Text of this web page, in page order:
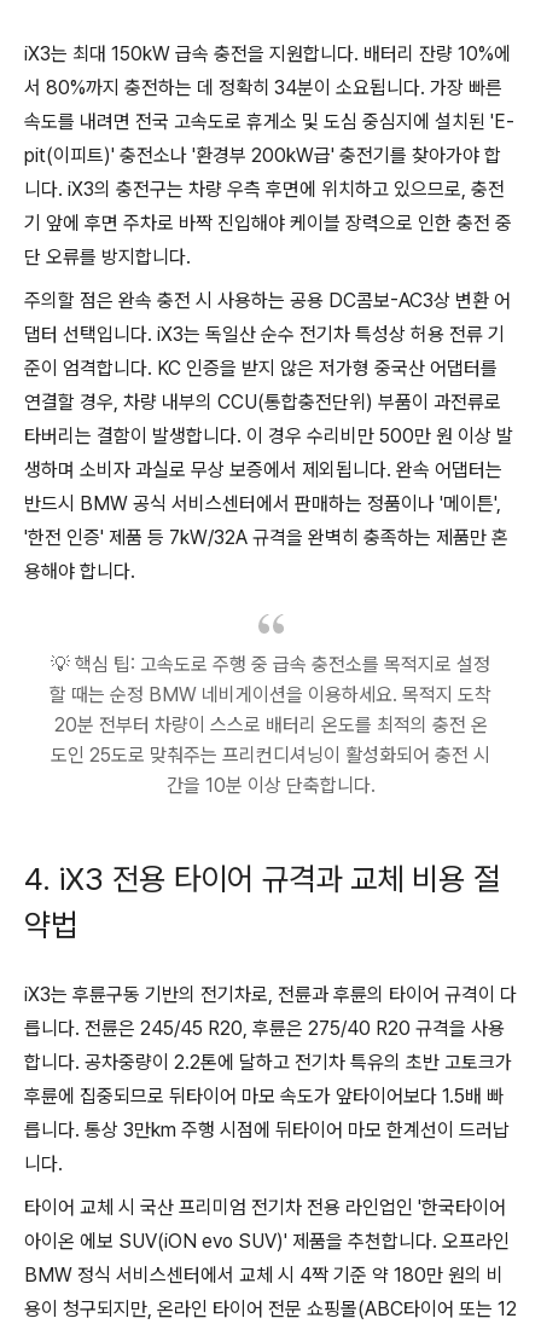
iX3는 최대 150kW 급속 충전을 지원합니다. 배터리 잔량 10%에
서 80%까지 충전하는 데 정확히 34분이 소요됩니다. 가장 빠른
속도를 내려면 전국 고속도로 휴게소 및 도심 중심지에 설치된 'E-
pit(이피트)' 충전소나 '환경부 200kW급' 충전기를 찾아가야 합
니다. iX3의 충전구는 차량 우측 후면에 위치하고 있으므로, 충전
기 앞에 후면 주차로 바짝 진입해야 케이블 장력으로 인한 충전 중
단 오류를 방지합니다.
주의할 점은 완속 충전 시 사용하는 공용 DC콤보-AC3상 변환 어
댑터 선택입니다. iX3는 독일산 순수 전기차 특성상 허용 전류 기
준이 엄격합니다. KC 인증을 받지 않은 저가형 중국산 어댑터를
연결할 경우, 차량 내부의 CCU(통합충전단위) 부품이 과전류로
타버리는 결함이 발생합니다. 이 경우 수리비만 500만 원 이상 발
생하며 소비자 과실로 무상 보증에서 제외됩니다. 완속 어댑터는
반드시 BMW 공식 서비스센터에서 판매하는 정품이나 '메이튼',
'한전 인증' 제품 등 7kW/32A 규격을 완벽히 충족하는 제품만 혼
용해야 합니다.
💡 핵심 팁: 고속도로 주행 중 급속 충전소를 목적지로 설정
할 때는 순정 BMW 네비게이션을 이용하세요. 목적지 도착
20분 전부터 차량이 스스로 배터리 온도를 최적의 충전 온
도인 25도로 맞춰주는 프리컨디셔닝이 활성화되어 충전 시
간을 10분 이상 단축합니다.
4. iX3 전용 타이어 규격과 교체 비용 절
약법
iX3는 후륜구동 기반의 전기차로, 전륜과 후륜의 타이어 규격이 다
릅니다. 전륜은 245/45 R20, 후륜은 275/40 R20 규격을 사용
합니다. 공차중량이 2.2톤에 달하고 전기차 특유의 초반 고토크가
후륜에 집중되므로 뒤타이어 마모 속도가 앞타이어보다 1.5배 빠
릅니다. 통상 3만km 주행 시점에 뒤타이어 마모 한계선이 드러납
니다.
타이어 교체 시 국산 프리미엄 전기차 전용 라인업인 '한국타이어
아이온 에보 SUV(iON evo SUV)' 제품을 추천합니다. 오프라인
BMW 정식 서비스센터에서 교체 시 4짝 기준 약 180만 원의 비
용이 청구되지만, 온라인 타이어 전문 쇼핑몰(ABC타이어 또는 12